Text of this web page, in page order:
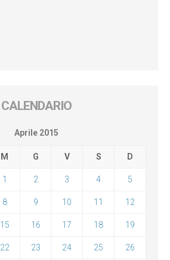
CALENDARIO
Aprile 2015
M G V S D
1 2 3 4 5
8 9 10 11 12
15 16 17 18 19
22 23 24 25 26